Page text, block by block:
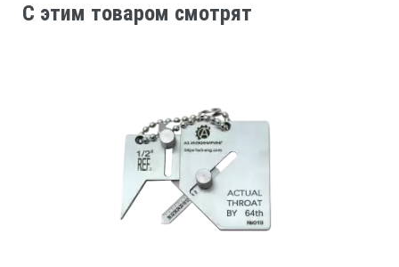
±1
C этим товаром смотрят